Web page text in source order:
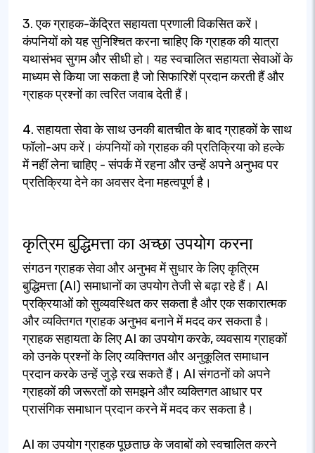
3. एक ग्राहक-केंद्रित सहायता प्रणाली विकसित करें।
कंपनियों को यह सुनिश्चित करना चाहिए कि ग्राहक की यात्रा
यथासंभव सुगम और सीधी हो। यह स्वचालित सहायता सेवाओं के
माध्यम से किया जा सकता है जो सिफारिशें प्रदान करती हैं और
ग्राहक प्रश्नों का त्वरित जवाब देती हैं।
4. सहायता सेवा के साथ उनकी बातचीत के बाद ग्राहकों के साथ
फॉलो-अप करें। कंपनियों को ग्राहक की प्रतिक्रिया को हल्के
में नहीं लेना चाहिए - संपर्क में रहना और उन्हें अपने अनुभव पर
प्रतिक्रिया देने का अवसर देना महत्वपूर्ण है।
कृत्रिम बुद्धिमत्ता का अच्छा उपयोग करना
संगठन ग्राहक सेवा और अनुभव में सुधार के लिए कृत्रिम
बुद्धिमत्ता (AI) समाधानों का उपयोग तेजी से बढ़ा रहे हैं। AI
प्रक्रियाओं को सुव्यवस्थित कर सकता है और एक सकारात्मक
और व्यक्तिगत ग्राहक अनुभव बनाने में मदद कर सकता है।
ग्राहक सहायता के लिए AI का उपयोग करके, व्यवसाय ग्राहकों
को उनके प्रश्नों के लिए व्यक्तिगत और अनुकूलित समाधान
प्रदान करके उन्हें जुड़े रख सकते हैं। AI संगठनों को अपने
ग्राहकों की जरूरतों को समझने और व्यक्तिगत आधार पर
प्रासंगिक समाधान प्रदान करने में मदद कर सकता है।
AI का उपयोग ग्राहक पूछताछ के जवाबों को स्वचालित करने